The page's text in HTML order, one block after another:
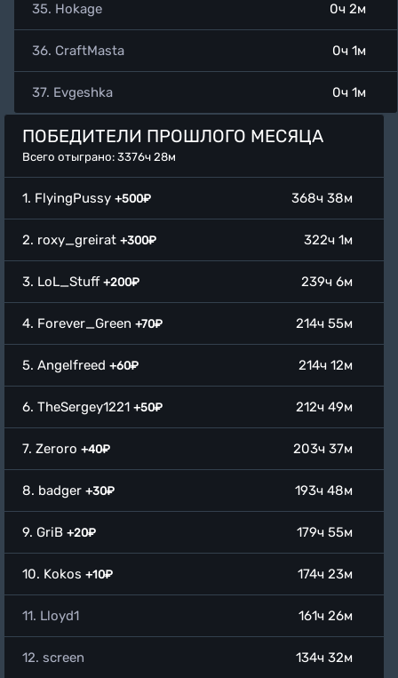
35. Hokage 0ч 2м
36. CraftMasta 0ч 1м
37. Evgeshka 0ч 1м
ПОБЕДИТЕЛИ ПРОШЛОГО МЕСЯЦА
Всего отыграно: 3376ч 28м
1. FlyingPussy +500₽ 368ч 38м
2. roxy_greirat +300₽ 322ч 1м
3. LoL_Stuff +200₽ 239ч 6м
4. Forever_Green +70₽ 214ч 55м
5. Angelfreed +60₽ 214ч 12м
6. TheSergey1221 +50₽ 212ч 49м
7. Zeroro +40₽ 203ч 37м
8. badger +30₽ 193ч 48м
9. GriB +20₽ 179ч 55м
10. Kokos +10₽ 174ч 23м
11. Lloyd1 161ч 26м
12. screen 134ч 32м